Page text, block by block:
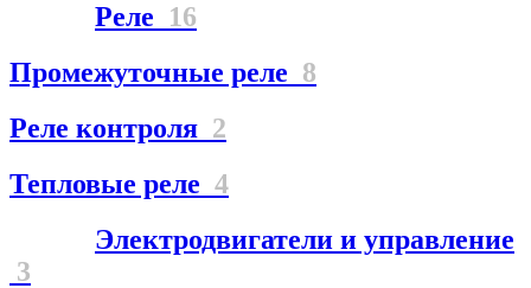
Реле 16
Промежуточные реле 8
Реле контроля 2
Тепловые реле 4
Электродвигатели и управление
3